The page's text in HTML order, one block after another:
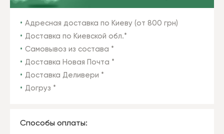
Адресная доставка по Киеву (от 800 грн)
Доставка по Киевской обл.*
Самовывоз из состава *
Доставка Новая Почта *
Доставка Деливери *
Догруз *
Способы оплаты: